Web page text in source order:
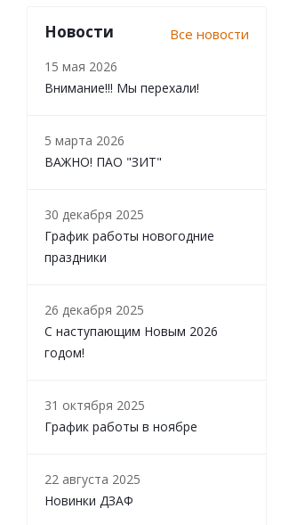
Новости Все новости
15 мая 2026
Внимание!!! Мы перехали!
5 марта 2026
ВАЖНО! ПАО "ЗИТ"
30 декабря 2025
График работы новогодние
праздники
26 декабря 2025
С наступающим Новым 2026
годом!
31 октября 2025
График работы в ноябре
22 августа 2025
Новинки ДЗАФ